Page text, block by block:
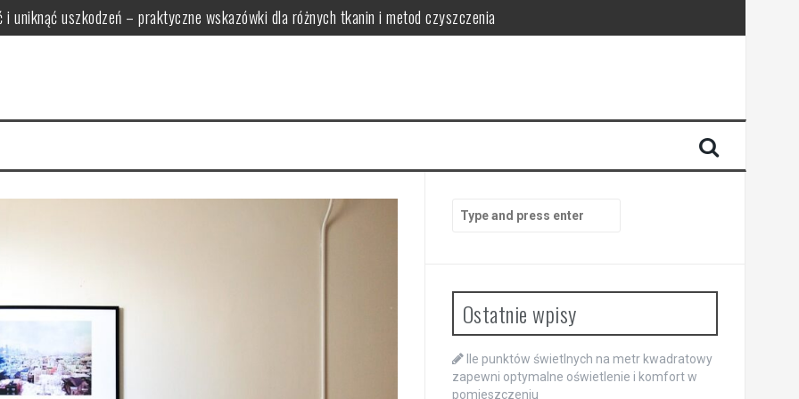
uniknąć uszkodzeń – praktyczne wskazówki dla różnych tkanin i metod czyszczenia
i proporcjonalne modele bez zagracania przestrzeni
światło tworzące relaksującą atmosferę i zapewniające bezpieczeństwo
wybrać funkcjonalne zestawy łączące wygodę i oszczędność miejsca
Search
for:
Ostatnie wpisy
Ile punktów świetlnych na metr kwadratowy
zapewni optymalne oświetlenie i komfort w
pomieszczeniu